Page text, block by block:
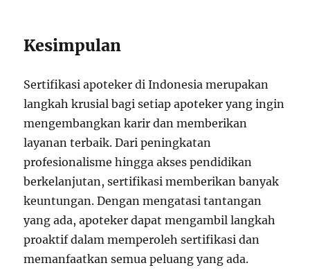
Kesimpulan
Sertifikasi apoteker di Indonesia merupakan
langkah krusial bagi setiap apoteker yang ingin
mengembangkan karir dan memberikan
layanan terbaik. Dari peningkatan
profesionalisme hingga akses pendidikan
berkelanjutan, sertifikasi memberikan banyak
keuntungan. Dengan mengatasi tantangan
yang ada, apoteker dapat mengambil langkah
proaktif dalam memperoleh sertifikasi dan
memanfaatkan semua peluang yang ada.